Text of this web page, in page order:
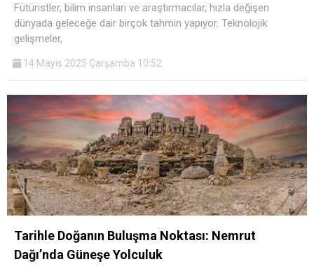
Fütüristler, bilim insanları ve araştırmacılar, hızla değişen
dünyada geleceğe dair birçok tahmin yapıyor. Teknolojik
gelişmeler,
14 Mayıs 2025 Çarşamba 10:52
Tarihle Doğanın Buluşma Noktası: Nemrut
Dağı’nda Güneşe Yolculuk